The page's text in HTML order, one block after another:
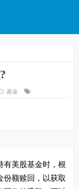
基金
有美股基金时，根
份额赎回，以获取